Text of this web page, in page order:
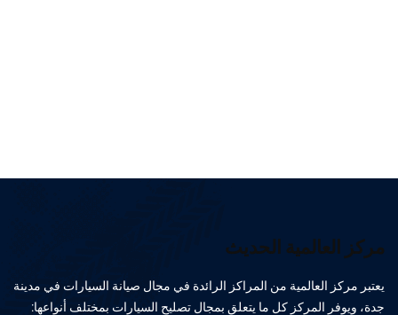
مركز العالمية الحديث
يعتبر مركز العالمية من المراكز الرائدة في مجال صيانة السيارات في مدينة
جدة، ويوفر المركز كل ما يتعلق بمجال تصليح السيارات بمختلف أنواعها: